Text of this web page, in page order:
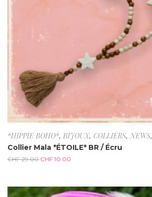
*HIPPIE BOHO*, BIJOUX, COLLIERS,NEWS,
Collier Mala *ÉTOILE* BR / Écru
CHF29.00 CHF 10.00